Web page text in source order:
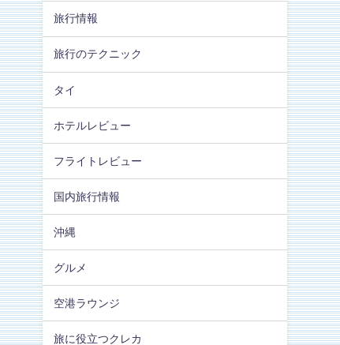
旅行情報
旅行のテクニック
タイ
ホテルレビュー
フライトレビュー
国内旅行情報
沖縄
グルメ
空港ラウンジ
旅に役立つクレカ